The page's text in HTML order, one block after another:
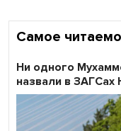
Самое
Ни одного
назвали в ЗАГСах